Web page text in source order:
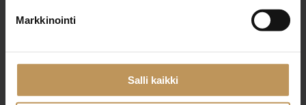
Markkinointi
Salli kaikki
Tietosuoja- ja rekisteriseloste